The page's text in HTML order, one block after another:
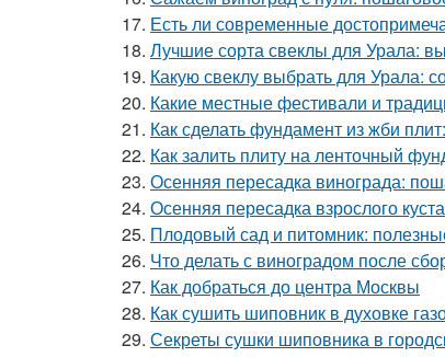
17. Есть ли современные
18. Лучшие сорта свеклы для Урала:
19. Какую свеклу выбрать для Урала:
20. Какие местные фестивали и
21. Как сделать фундамент из жби
22. Как залить плиту на ленточный
23. Осенняя пересадка винограда:
24. Осенняя пересадка взрослого
25. Плодовый сад и питомник:
26. Что делать с виноградом после
27. Как добраться до центра Москвы
28. Как сушить шиповник в духовке
29. Секреты сушки шиповника в